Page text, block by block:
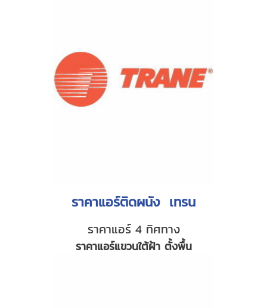
ราคาแอร์ติดผนัง เทรน
ราคาแอร์ 4 ทิศทาง
ราคาแอร์แขวนใต้ฝ้า ตั้งพื้น